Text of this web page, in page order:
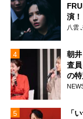
演
せ
八雲
朝
査
の
た
「